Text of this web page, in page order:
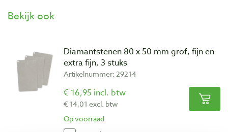
Bekijk ook
Diamantstenen 80 x 50 mm grof, fijn en
extra fijn, 3 stuks
Artikelnummer: 29214
€ 16,95 incl. btw
€ 14,01 excl. btw
Op voorraad